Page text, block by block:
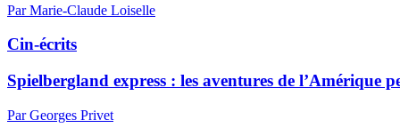
Par Marie-Claude Loiselle
Cin-écrits
Spielbergland express : les aventures de l’Amérique
Par Georges Privet